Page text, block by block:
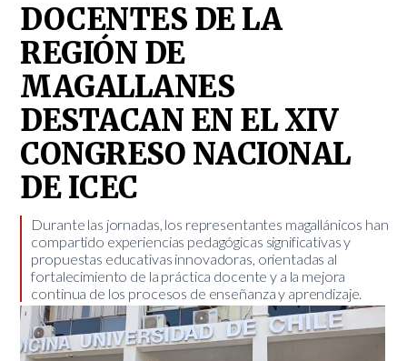
DOCENTES DE LA
REGIÓN DE
MAGALLANES
DESTACAN EN EL XIV
CONGRESO NACIONAL
DE ICEC
​Durante las jornadas, los representantes magallánicos han
compartido experiencias pedagógicas significativas y
propuestas educativas innovadoras, orientadas al
fortalecimiento de la práctica docente y a la mejora
continua de los procesos de enseñanza y aprendizaje.